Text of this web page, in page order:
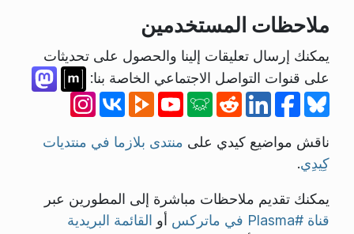
ملاحظات المستخدمين
يمكنك إرسال تعليقات إلينا والحصول على تحديثات
على قنوات التواصل الاجتماعي الخاصة بنا:
ناقش مواضيع كيدي على منتدى بلازما في منتديات
كِيدِي.
يمكنك تقديم ملاحظات مباشرة إلى المطورين عبر
قناة #Plasma في ماتركس
أو القائمة البريدية